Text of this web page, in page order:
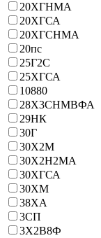
20ХГНМА
20ХГСА
20ХГСНМА
20пс
25Г2С
25ХГСА
10880
28Х3СНМВФА
29НК
30Г
30Х2М
30Х2Н2МА
30ХГСА
30ХМ
38ХА
3СП
3Х2В8Ф